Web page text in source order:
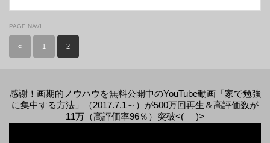
PAGE NAVI
« 1 2
感謝！画期的ノウハウを無料公開中のYouTube動画「家で勉強
に集中する方法」（2017.7.1～）が500万回再生＆高評価数が
11万（高評価率96％）突破<(_ _)>